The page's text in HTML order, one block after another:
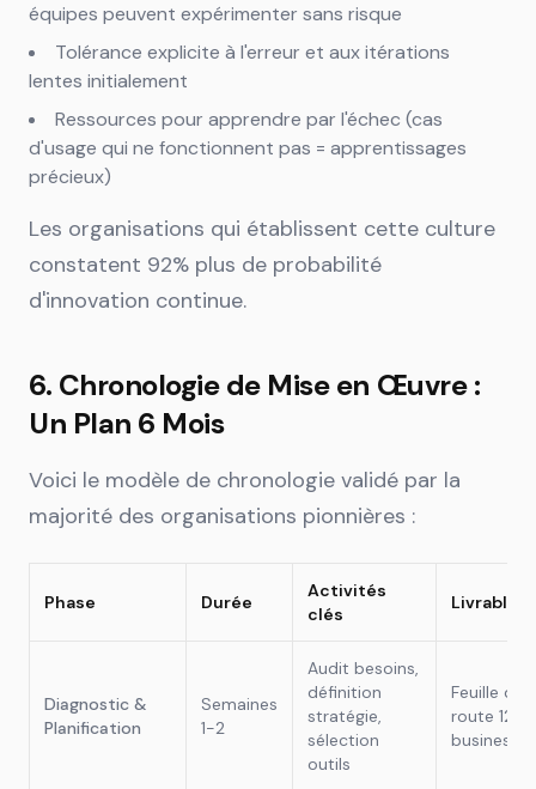
équipes peuvent expérimenter sans risque
Tolérance explicite à l'erreur et aux itérations
lentes initialement
Ressources pour apprendre par l'échec (cas
d'usage qui ne fonctionnent pas = apprentissages
précieux)
Les organisations qui établissent cette culture
constatent 92% plus de probabilité
d'innovation continue.
6. Chronologie de Mise en Œuvre :
Un Plan 6 Mois
Voici le modèle de chronologie validé par la
majorité des organisations pionnières :
Phase Durée
Activités
clés
Livrables
Diagnostic &
Planification
Semaines
1-2
Audit besoins,
définition
stratégie,
sélection
outils
Feuille de
route 12
business